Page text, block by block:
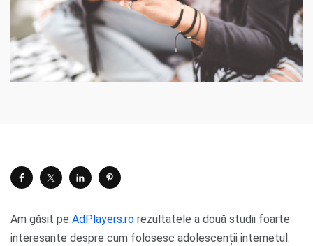
Am găsit pe AdPlayers.ro rezultatele a două studii foarte
interesante despre cum folosesc adolescenții internetul.